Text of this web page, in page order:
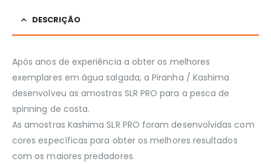
DESCRIÇÃO
Após anos de experiência a obter os melhores
exemplares em água salgada, a Piranha / Kashima
desenvolveu as amostras SLR PRO para a pesca de
spinning de costa.
As amostras Kashima SLR PRO foram desenvolvidas com
cores específicas para obter os melhores resultados
com os maiores predadores.